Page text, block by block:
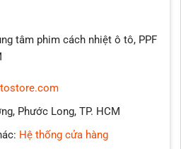
tâm phim cách nhiệt ô tô, PPF
Phước Long, TP. HCM
Hệ thống cửa hàng